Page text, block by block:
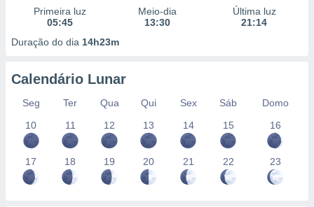
Primeira luz
05:45
Meio-dia
13:30
Última luz
21:14
Duração do dia 14h23m
Calendário Lunar
Seg Ter Qua Qui Sex Sáb
Domo
10
11 12 13 14 15 16
17 18 19 20 21 22 23